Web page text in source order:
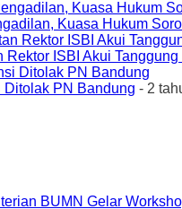
Kuasa Hukum
ISBI Akui
Ditolak PN Bandung - 2